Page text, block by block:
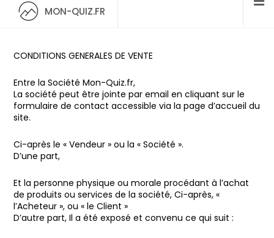
MON-QUIZ.FR
CONDITIONS GENERALES DE VENTE
Entre la Société Mon-Quiz.fr,
La société peut être jointe par email en cliquant sur le
formulaire de contact accessible via la page d’accueil du
site.
Ci-après le « Vendeur » ou la « Société ».
D’une part,
Et la personne physique ou morale procédant à l’achat
de produits ou services de la société, Ci-après, «
l’Acheteur », ou « le Client »
D’autre part, Il a été exposé et convenu ce qui suit :